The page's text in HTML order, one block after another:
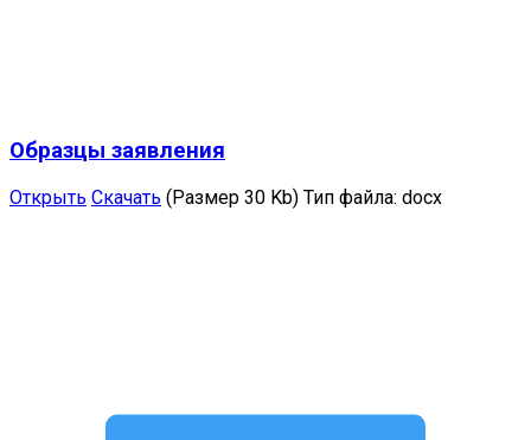
Образцы заявления
Открыть Скачать (Размер 30 Kb) Тип файла: docx